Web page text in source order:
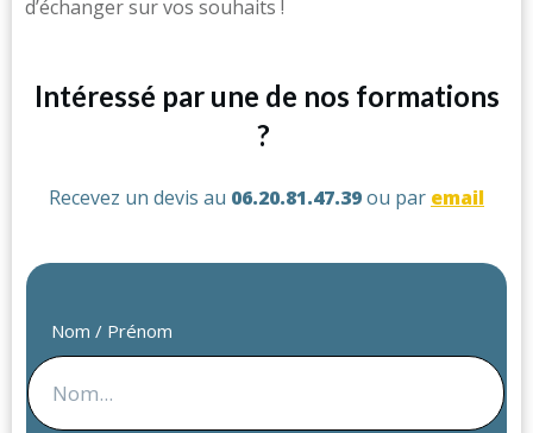
d’échanger sur vos souhaits !
Intéressé par une de nos formations
?
Recevez un devis au 06.20.81.47.39ou par email
Nom / Prénom